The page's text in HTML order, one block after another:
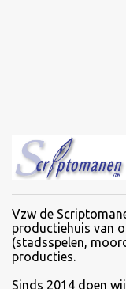
Vzw de
productiehuis van
(stadsspelen,
producties.
Sinds 2014 doen